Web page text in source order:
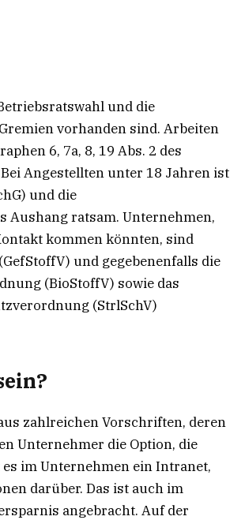
und die
vorhanden sind. Arbeiten
6, 7a, 8, 19 Abs. 2 des
Angestellten unter 18 Jahren ist
und die
ratsam. Unternehmen,
kommen könnten, sind
und gegebenenfalls die
(BioStoffV) sowie das
(StrlSchV)
zahlreichen Vorschriften, deren
Unternehmer die Option, die
im Unternehmen ein Intranet,
darüber. Das ist auch im
angebracht. Auf der